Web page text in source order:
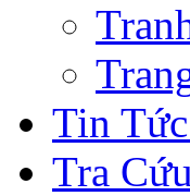
Tin
Tra